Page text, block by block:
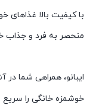
با کیفیت بالا غذاهای
منحصر به فرد و جذاب
ایبانو، همراهی شما در
خوشمزه خانگی را سریع